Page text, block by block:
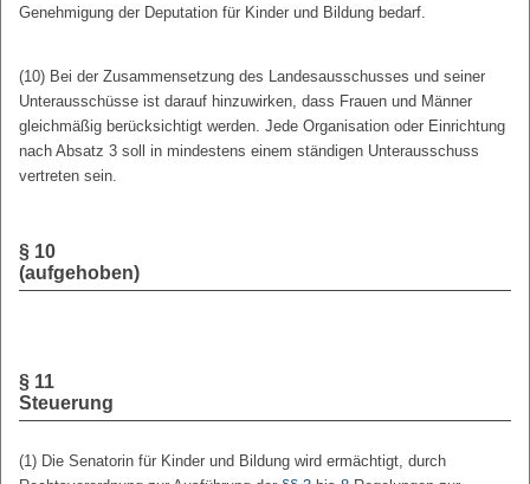
Genehmigung der Deputation für Kinder und Bildung bedarf.
(10) Bei der Zusammensetzung des Landesausschusses und seiner
Unterausschüsse ist darauf hinzuwirken, dass Frauen und Männer
gleichmäßig berücksichtigt werden. Jede Organisation oder Einrichtung
nach Absatz 3 soll in mindestens einem ständigen Unterausschuss
vertreten sein.
§ 10
(aufgehoben)
§ 11
Steuerung
(1) Die Senatorin für Kinder und Bildung wird ermächtigt, durch